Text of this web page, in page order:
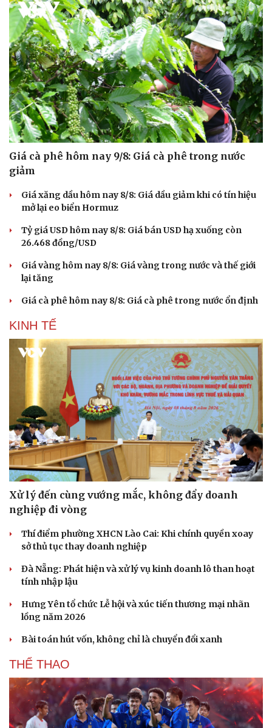
Du lịch
Tư vấn
Săn Tour
check-in
Podcast
Câu chuyện thời sự
Đọc truyện đêm khuya
Kể chuyện cho bé
Hạt giống tâm hồn
Giá cà phê hôm nay 9/8: Giá cà phê trong nước
giảm
Giá xăng dầu hôm nay 8/8: Giá dầu giảm khi có tín hiệu
mở lại eo biển Hormuz
Tỷ giá USD hôm nay 8/8: Giá bán USD hạ xuống còn
26.468 đồng/USD
Giá vàng hôm nay 8/8: Giá vàng trong nước và thế giới
lại tăng
Giá cà phê hôm nay 8/8: Giá cà phê trong nước ổn định
KINH TẾ
Xử lý đến cùng vướng mắc, không đẩy doanh
nghiệp đi vòng
Thí điểm phường XHCN Lào Cai: Khi chính quyền xoay
sở thủ tục thay doanh nghiệp
Đà Nẵng: Phát hiện và xử lý vụ kinh doanh lô than hoạt
tính nhập lậu
Hưng Yên tổ chức Lễ hội và xúc tiến thương mại nhãn
lồng năm 2026
Bài toán hút vốn, không chỉ là chuyển đổi xanh
THỂ THAO